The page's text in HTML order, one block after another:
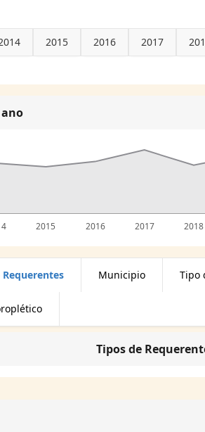
2015 2016 2017
2015 2016 2017 2018
Municipio Tipo
Tipos de